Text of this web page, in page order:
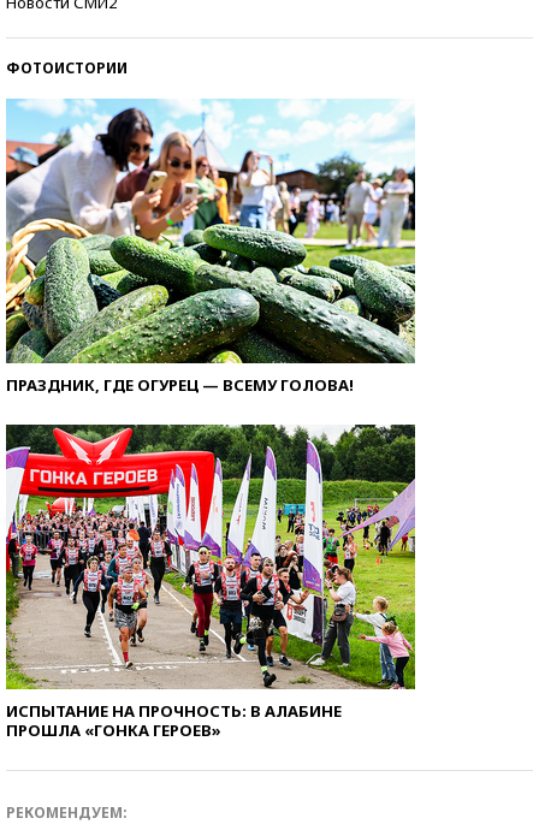
ФОТОИСТОРИИ
ПРАЗДНИК, ГДЕ ОГУРЕЦ — ВСЕМУ ГОЛОВА!
ИСПЫТАНИЕ НА ПРОЧНОСТЬ: В АЛАБИНЕ
ПРОШЛА «ГОНКА ГЕРОЕВ»
РЕКОМЕНДУЕМ: